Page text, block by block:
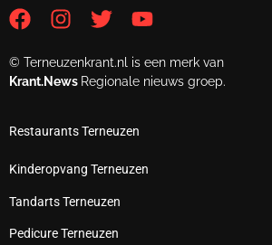
© Terneuzenkrant.nl is een merk van
Krant.News Regionale nieuws groep.
Restaurants Terneuzen
Kinderopvang Terneuzen
Tandarts Terneuzen
Pedicure Terneuzen